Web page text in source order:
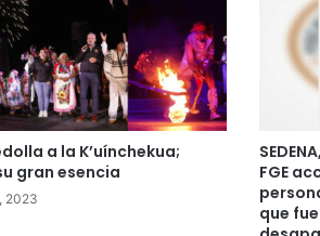
a la K’uínchekua;
gran esencia
2023
FGE
que